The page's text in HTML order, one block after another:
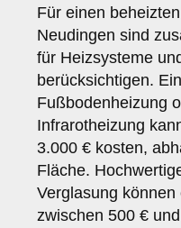
Für einen
Neudingen sind
für Heizsysteme
berücksichtigen.
Fußbodenheizung
Infrarotheizung
3.000 € kosten,
Fläche.
Verglasung können
zwischen 500 €